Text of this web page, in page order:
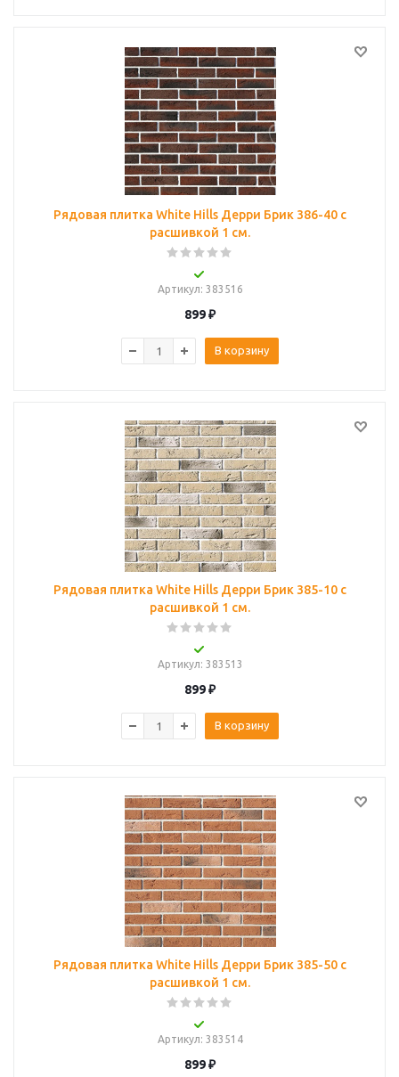
Рядовая плитка White Hills Дерри Брик 386-40 с
расшивкой 1 см.
Артикул: 383516
899₽
В корзину
Рядовая плитка White Hills Дерри Брик 385-10 с
расшивкой 1 см.
Артикул: 383513
899₽
В корзину
Рядовая плитка White Hills Дерри Брик 385-50 с
расшивкой 1 см.
Артикул: 383514
899₽